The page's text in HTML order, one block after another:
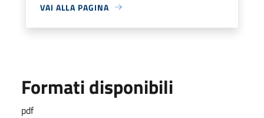
VAI ALLA PAGINA
Formati disponibili
pdf